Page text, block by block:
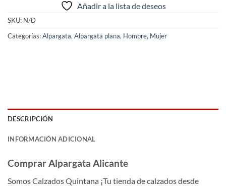
Añadir a la lista de deseos
SKU: N/D
Categorías:Alpargata, Alpargata plana, Hombre, Mujer
DESCRIPCIÓN
INFORMACIÓN ADICIONAL
Comprar Alpargata Alicante
Somos Calzados Quintana ¡Tu tienda de calzados desde